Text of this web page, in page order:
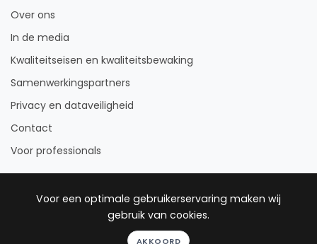
Over ons
In de media
Kwaliteitseisen en kwaliteitsbewaking
Samenwerkingspartners
Privacy en dataveiligheid
Contact
Voor professionals
© 2012 - 2026 Eersterechtshulp
Voor een optimale gebruikerservaring maken wij
gebruik van cookies.
AKKOORD